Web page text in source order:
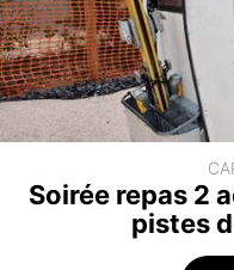
Soirée repas 2
pistes